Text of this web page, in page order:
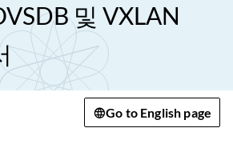
및 VXLAN
Go to English page